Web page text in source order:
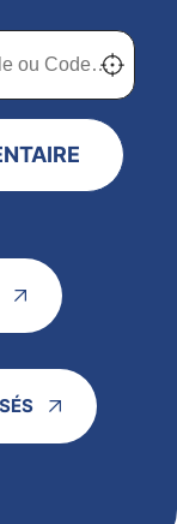
près de
chez vous Localisez-